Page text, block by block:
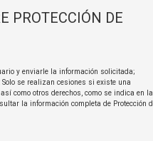
PROTECCIÓN DE
y enviarle la información solicitada;
Solo se realizan cesiones si existe una
como otros derechos, como se indica en la
la información completa de Protección